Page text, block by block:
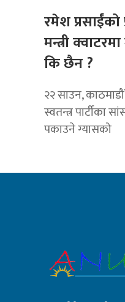
रमेश प्रसाईंको
मन्त्री
कि छैन ?
२२ साउन, काठमाडौं
स्वतन्त्र पार्टीका
पकाउने ग्यासको